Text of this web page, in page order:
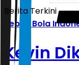
Berita Terkini
Sepak Bola
Kevin